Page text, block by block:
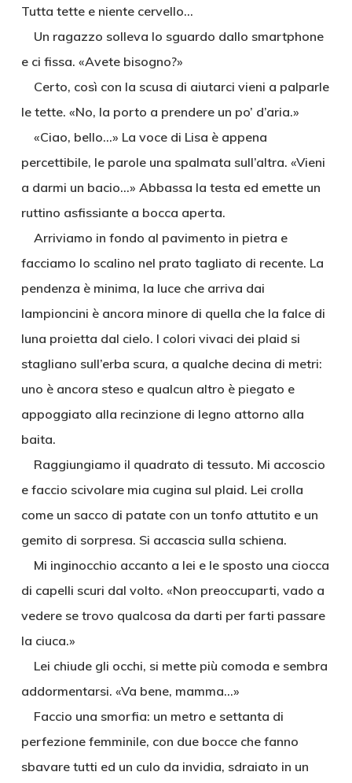
Tutta tette e niente cervello…
Un ragazzo solleva lo sguardo dallo smartphone
e ci fissa. «Avete bisogno?»
Certo, così con la scusa di aiutarci vieni a palparle
le tette. «No, la porto a prendere un po’ d’aria.»
«Ciao, bello…» La voce di Lisa è appena
percettibile, le parole una spalmata sull’altra. «Vieni
a darmi un bacio…» Abbassa la testa ed emette un
ruttino asfissiante a bocca aperta.
Arriviamo in fondo al pavimento in pietra e
facciamo lo scalino nel prato tagliato di recente. La
pendenza è minima, la luce che arriva dai
lampioncini è ancora minore di quella che la falce di
luna proietta dal cielo. I colori vivaci dei plaid si
stagliano sull’erba scura, a qualche decina di metri:
uno è ancora steso e qualcun altro è piegato e
appoggiato alla recinzione di legno attorno alla
baita.
Raggiungiamo il quadrato di tessuto. Mi accoscio
e faccio scivolare mia cugina sul plaid. Lei crolla
come un sacco di patate con un tonfo attutito e un
gemito di sorpresa. Si accascia sulla schiena.
Mi inginocchio accanto a lei e le sposto una ciocca
di capelli scuri dal volto. «Non preoccuparti, vado a
vedere se trovo qualcosa da darti per farti passare
la ciuca.»
Lei chiude gli occhi, si mette più comoda e sembra
addormentarsi. «Va bene, mamma…»
Faccio una smorfia: un metro e settanta di
perfezione femminile, con due bocce che fanno
sbavare tutti ed un culo da invidia, sdraiato in un